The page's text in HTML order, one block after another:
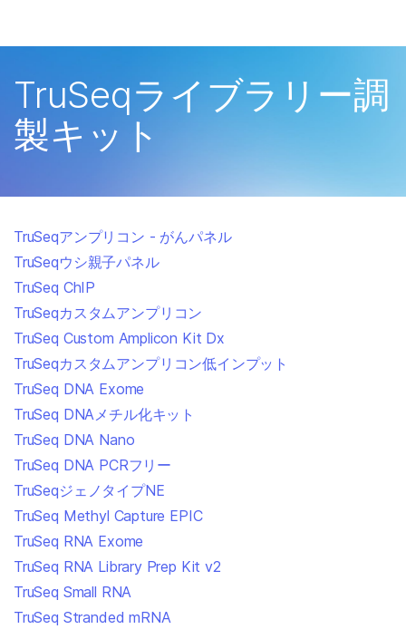
ラーニング
企業情報
サポート
お気に入りの分野を選択
TruSeqライブラリー調
製キット
TruSeqアンプリコン - がんパネル
TruSeqウシ親子パネル
TruSeq ChIP
TruSeqカスタムアンプリコン
TruSeq Custom Amplicon Kit Dx
TruSeqカスタムアンプリコン低インプット
TruSeq DNA Exome
TruSeq DNAメチル化キット
TruSeq DNA Nano
TruSeq DNA PCRフリー
TruSeqジェノタイプNE
TruSeq Methyl Capture EPIC
TruSeq RNA Exome
TruSeq RNA Library Prep Kit v2
TruSeq Small RNA
TruSeq Stranded mRNA
高いコンテンツへのリンクが表示されます:
×
がん研究
微生物研究
臨床オンコロジー